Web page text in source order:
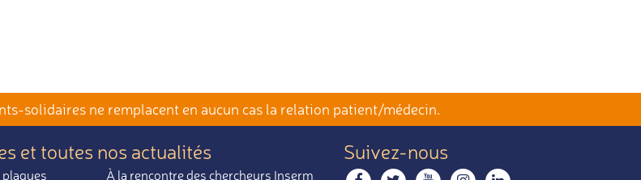
solidaires ne remplacent en aucun cas la relation patient/médecin.
et toutes nos actualités
plaques À la rencontre des chercheurs Inserm
Suivez-nous